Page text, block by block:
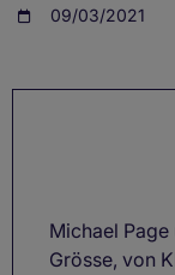
09/03/2021
Michael
Grösse, von